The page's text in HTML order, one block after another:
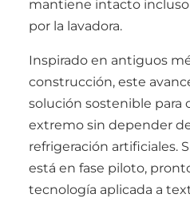
mantiene intacto
por la lavadora.
Inspirado en antiguos
construcción, este
solución sostenible para
extremo sin depender
refrigeración artificiales.
está en fase piloto,
tecnología aplicada a